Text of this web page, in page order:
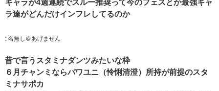
キャラが4週連続でスルー推奨って今のフェスとか最強キャ
ラ達がどんだけインフレしてるのか
: 名無し＠あげません
昔で言うスタミナダンツみたいな枠
６月チャンミならパワユニ（怜悧清澄）所持が前提のスタ
ミナサポカ